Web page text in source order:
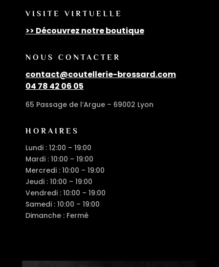
VISITE VIRTUELLE
>> Découvrez notre boutique
NOUS CONTACTER
contact@coutellerie-brossard.com
04 78 42 06 05
65 Passage de l’Argue – 69002 Lyon
HORAIRES
Lundi : 12:00 – 19:00
Mardi : 10:00 – 19:00
Mercredi : 10:00 – 19:00
Jeudi : 10:00 – 19:00
Vendredi : 10:00 – 19:00
Samedi : 10:00 – 19:00
Dimanche : Fermé